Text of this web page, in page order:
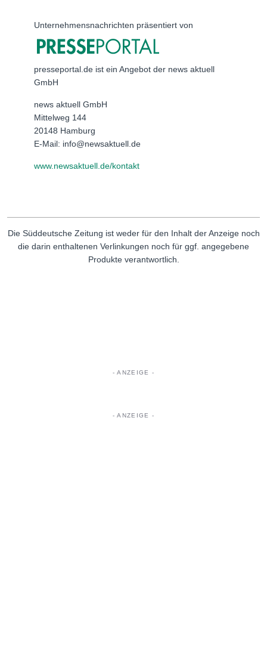
Unternehmensnachrichten präsentiert von
presseportal.de ist ein Angebot der news aktuell
GmbH
news aktuell GmbH
Mittelweg 144
20148 Hamburg
E-Mail: info@newsaktuell.de
www.newsaktuell.de/kontakt
Die Süddeutsche Zeitung ist weder für den Inhalt der Anzeige noch
die darin enthaltenen Verlinkungen noch für ggf. angegebene
Produkte verantwortlich.